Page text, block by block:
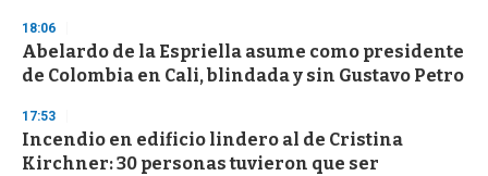
18:06
Abelardo de la Espriella asume como presidente
de Colombia en Cali, blindada y sin Gustavo Petro
17:53
Incendio en edificio lindero al de Cristina
Kirchner: 30 personas tuvieron que ser